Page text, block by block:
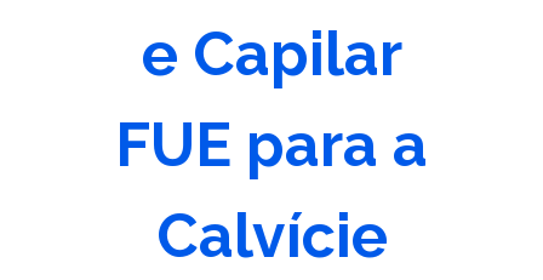
e Capilar
FUE para a
Calvície